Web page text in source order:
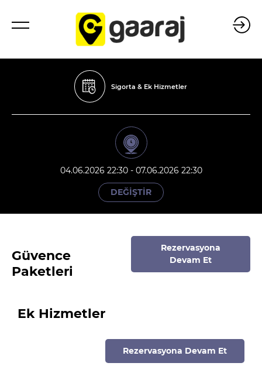
Sigorta & Ek Hizmetler
04.06.2026 22:30 - 07.06.2026 22:30
DEĞİŞTİR
Güvence
Paketleri
Rezervasyona
Devam Et
Ek Hizmetler
Rezervasyona Devam Et